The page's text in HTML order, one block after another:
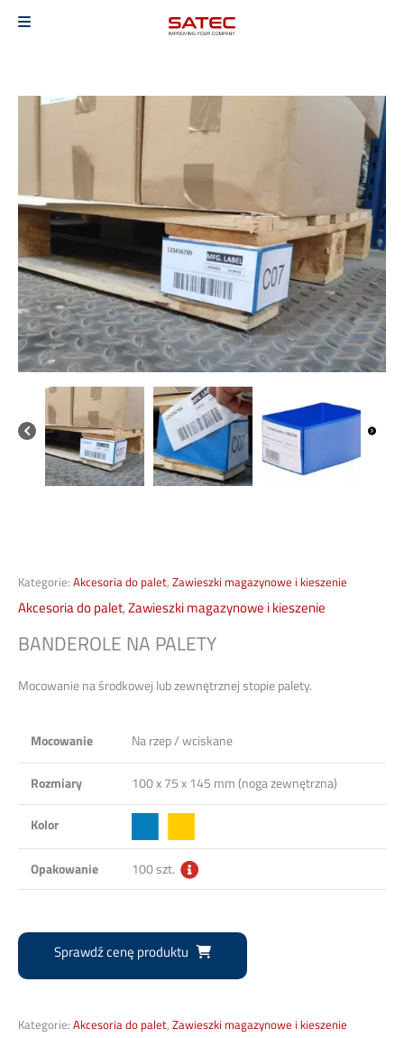
Kategorie: Akcesoria do palet, Zawieszki magazynowe i kieszenie
Akcesoria do palet,Zawieszki magazynowe i kieszenie
BANDEROLE NA PALETY
Mocowanie na środkowej lub zewnętrznej stopie palety.
Mocowanie Na rzep / wciskane
Rozmiary 100 x 75 x 145 mm (noga zewnętrzna)
Kolor
Opakowanie 100 szt.
Sprawdź cenę produktu
Kategorie: Akcesoria do palet, Zawieszki magazynowe i kieszenie